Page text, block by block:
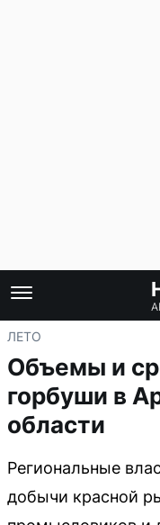
ЛЕТО
Объемы и
горбуши в
области
Региональные
добычи красной